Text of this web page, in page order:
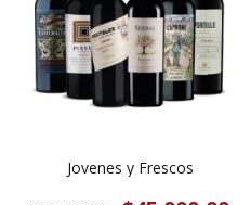
Jovenes y Frescos